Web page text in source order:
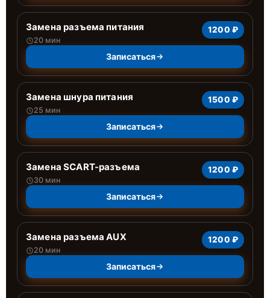
Замена разъема питания
20 мин
1200 ₽
Записаться
Замена шнура питания
25 мин
1500 ₽
Записаться
Замена SCART-разъема
30 мин
1200 ₽
Записаться
Замена разъема AUX
20 мин
1200 ₽
Записаться